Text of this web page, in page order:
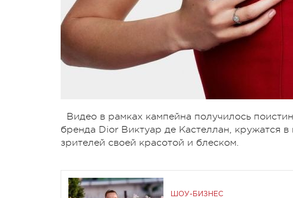
Видео в рамках кампейна получилось
бренда Dior Виктуар де Кастеллан, кружатся
зрителей своей красотой и блеском.
ШОУ-БИЗНЕС